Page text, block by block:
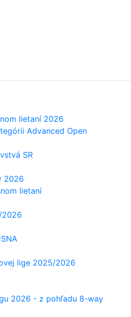
lietaní 2026
Advanced Open
SR
2026
lietaní
2026
lige 2025/2026
2026 - z pohľadu 8-way